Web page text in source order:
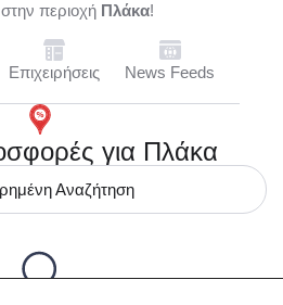
περιοχή Πλάκα!
Επιχειρήσεις News Feeds
για Πλάκα
Αναζήτηση